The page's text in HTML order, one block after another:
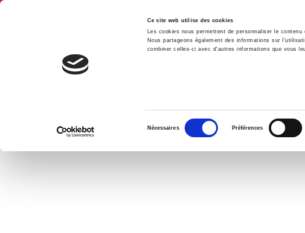
Ce site web utilise des cookies
Les cookies nous permettent de personnaliser le
Nous partageons également des informations sur
combiner celles-ci avec d'autres informations que vous
consentement
Nécessaires Préférences
Home
SHOPPING CART